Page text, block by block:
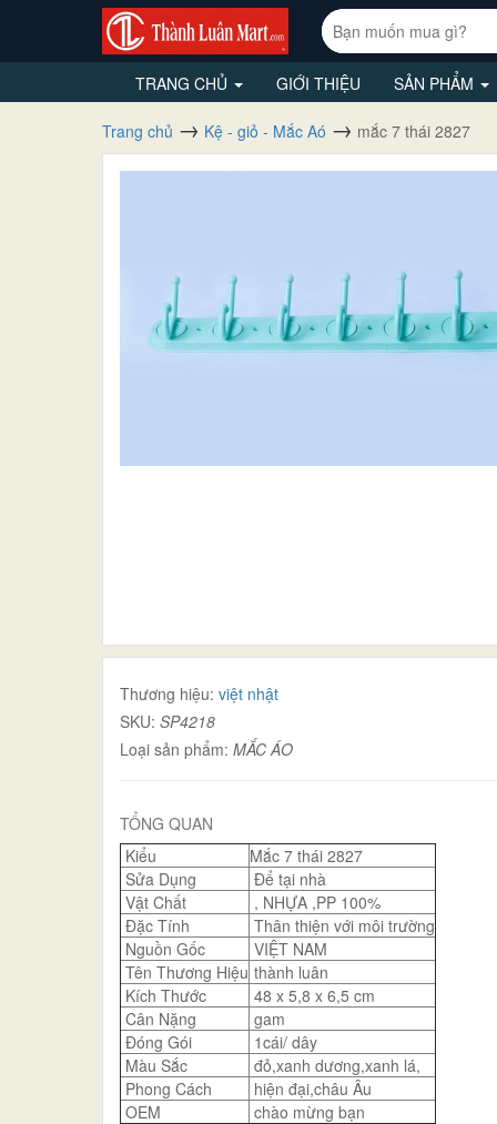
TRANG CHỦ GIỚI THIỆU SẢN PHẨM
Trang chủ Kệ - giỏ - Mắc Aó mắc 7 thái 2827
Thương hiệu: việt nhật
SKU: SP4218
Loại sản phẩm: MẮC ÁO
TỔNG QUAN
Kiểu
Mắc 7 thái 2827
Sửa Dụng
Để tại nhà
Vật Chất
, NHỰA ,PP 100%
Đặc Tính
Thân thiện với môi trường
Nguồn Gốc
VIỆT NAM
Tên Thương Hiệu thành luân
Kích Thước
48 x 5,8 x 6,5 cm
Cân Nặng
gam
Đóng Gói
1cái/ dây
Màu Sắc
đỏ,xanh dương,xanh lá,
Phong Cách
hiện đại,châu Âu
OEM
chào mừng bạn